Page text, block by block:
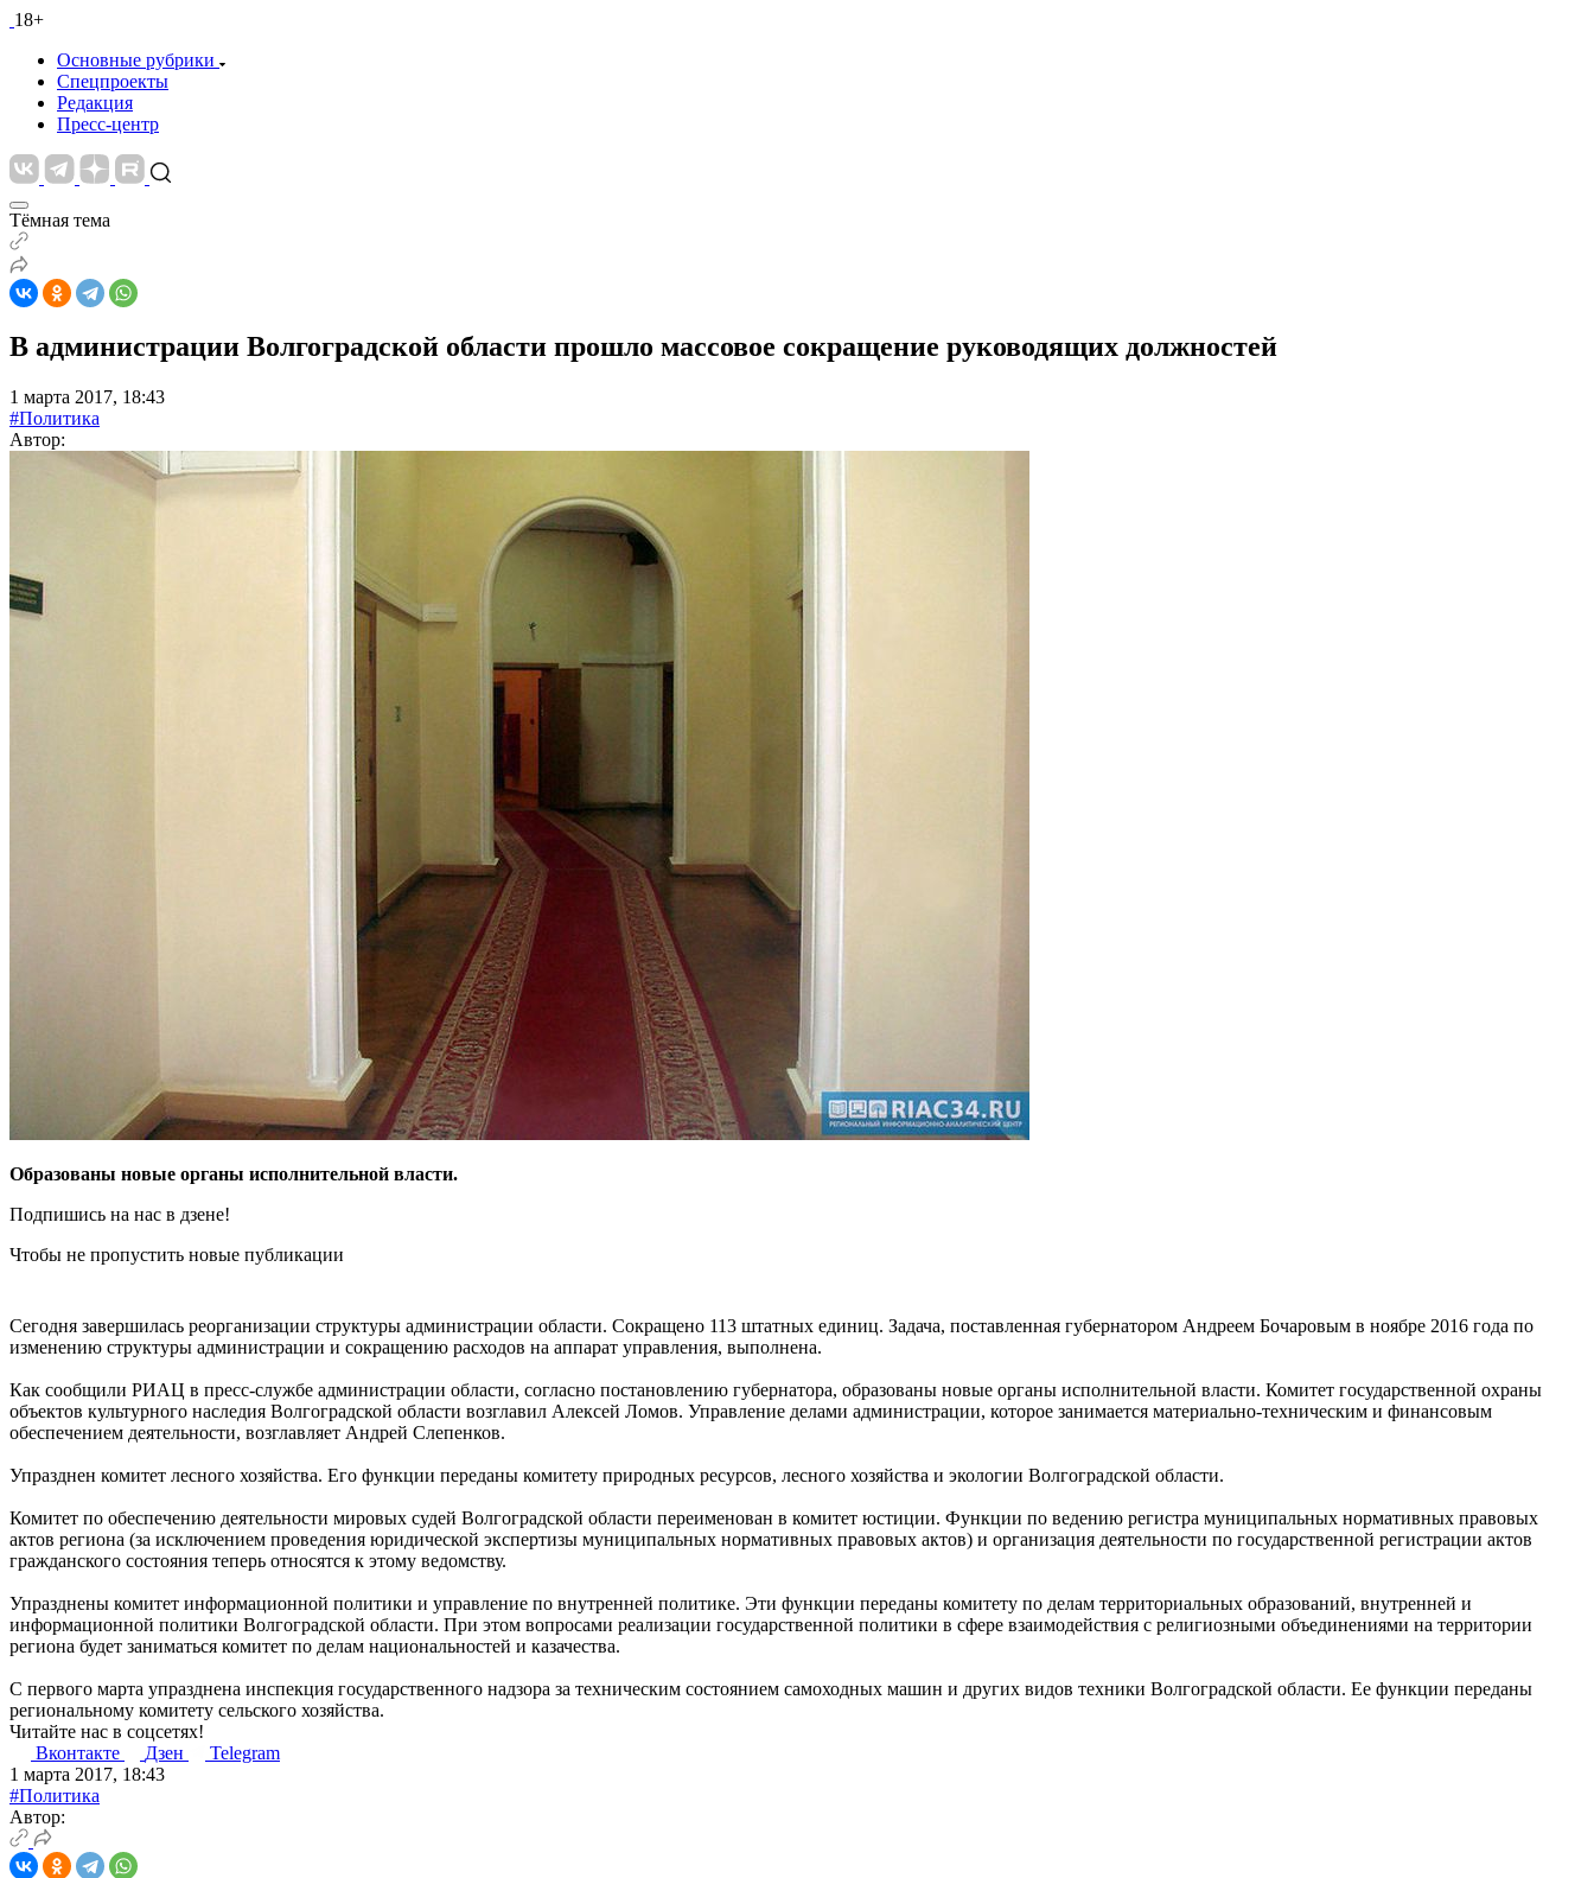
18+
Основные рубрики
Спецпроекты
Редакция
Пресс-центр
Тёмная тема
В администрации Волгоградской области прошло массовое сокращение руководящих должностей
1 марта 2017, 18:43
#Политика
Автор:
Образованы новые органы исполнительной власти.
Подпишись на нас в дзене!
Чтобы не пропустить новые публикации
Сегодня завершилась реорганизации структуры администрации области. Сокращено 113 штатных единиц. Задача, поставленная губернатором Андреем Бочаровым в ноябре 2016 года по
изменению структуры администрации и сокращению расходов на аппарат управления, выполнена.
Как сообщили РИАЦ в пресс-службе администрации области, согласно постановлению губернатора, образованы новые органы исполнительной власти. Комитет государственной охраны
объектов культурного наследия Волгоградской области возглавил Алексей Ломов. Управление делами администрации, которое занимается материально-техническим и финансовым
обеспечением деятельности, возглавляет Андрей Слепенков.
Упразднен комитет лесного хозяйства. Его функции переданы комитету природных ресурсов, лесного хозяйства и экологии Волгоградской области.
Комитет по обеспечению деятельности мировых судей Волгоградской области переименован в комитет юстиции. Функции по ведению регистра муниципальных нормативных правовых
актов региона (за исключением проведения юридической экспертизы муниципальных нормативных правовых актов) и организация деятельности по государственной регистрации актов
гражданского состояния теперь относятся к этому ведомству.
Упразднены комитет информационной политики и управление по внутренней политике. Эти функции переданы комитету по делам территориальных образований, внутренней и
информационной политики Волгоградской области. При этом вопросами реализации государственной политики в сфере взаимодействия с религиозными объединениями на территории
региона будет заниматься комитет по делам национальностей и казачества.
С первого марта упразднена инспекция государственного надзора за техническим состоянием самоходных машин и других видов техники Волгоградской области. Ее функции переданы
региональному комитету сельского хозяйства.
Читайте нас в соцсетях!
Вконтакте
Дзен
Telegram
1 марта 2017, 18:43
#Политика
Автор: